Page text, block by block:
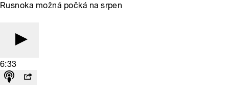
Rusnoka možná počká na srpen
6:33